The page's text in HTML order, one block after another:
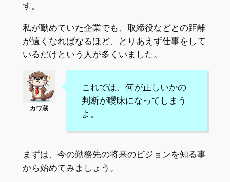
す。
私が勤めていた企業でも、取締役などとの距離
が遠くなればなるほど、とりあえず仕事をして
いるだけという人が多くいました。
これでは、何が正しいかの
判断が曖昧になってしまう
よ。
まずは、今の勤務先の将来のビジョンを知る事
から始めてみましょう。